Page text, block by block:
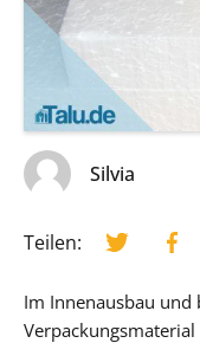
Silvia
Teilen:
Im Innenausbau und